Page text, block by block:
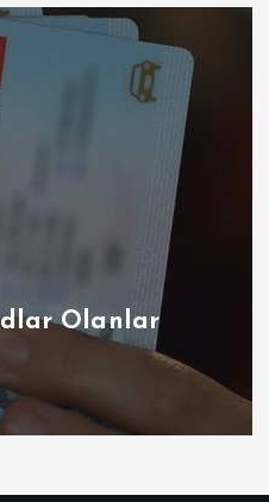
Dacia ve